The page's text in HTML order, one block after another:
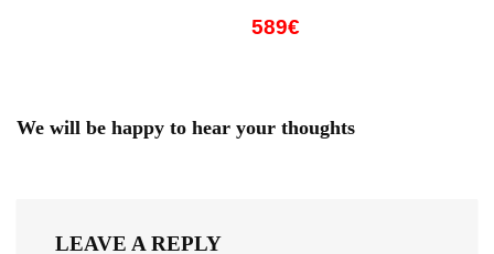
589€
We will be happy to hear your thoughts
LEAVE A REPLY